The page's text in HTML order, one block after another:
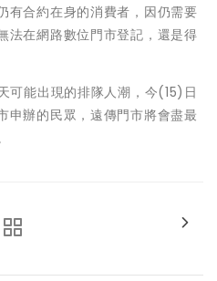
有合約在身的消費者，因仍需要
法在網路數位門市登記，還是得
可能出現的排隊人潮，今(15)日
申辦的民眾，遠傳門市將會盡最